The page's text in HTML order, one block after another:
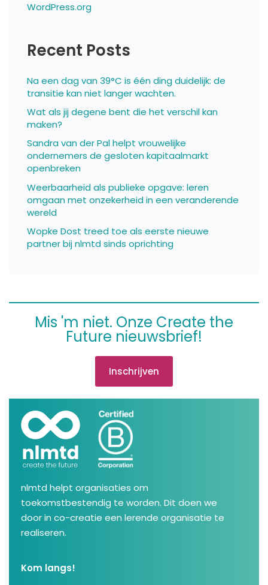
WordPress.org
Recent Posts
Na een dag van 39°C is één ding duidelijk: de
transitie kan niet langer wachten.
Wat als jij degene bent die het verschil kan
maken?
Sandra van der Pal helpt vrouwelijke
ondernemers de gesloten kapitaalmarkt
openbreken
Weerbaarheid als publieke opgave: leren
omgaan met onzekerheid in een veranderende
wereld
Wopke Dost treed toe als eerste nieuwe
partner bij nlmtd sinds oprichting
Mis 'm niet. Onze Create the
Future nieuwsbrief!
Inschrijven
nlmtd helpt organisaties om
toekomstbestendig te worden. Dit doen we
door in co-creatie een lerende organisatie te
realiseren.
Kom langs!